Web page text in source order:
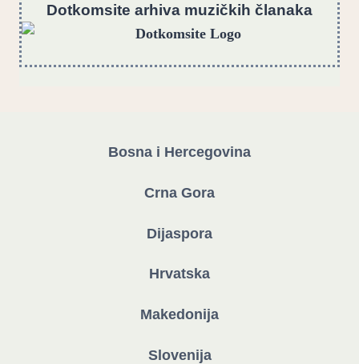
Dotkomsite arhiva muzičkih članaka
Bosna i Hercegovina
Crna Gora
Dijaspora
Hrvatska
Makedonija
Slovenija